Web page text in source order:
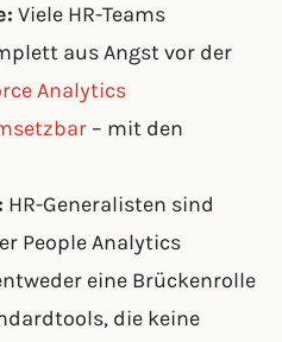
Viele HR-Teams
aus Angst vor der
Analytics
– mit den
HR-Generalisten sind
People Analytics
eine Brückenrolle
die keine